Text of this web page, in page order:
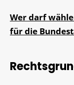
Wer darf
für die